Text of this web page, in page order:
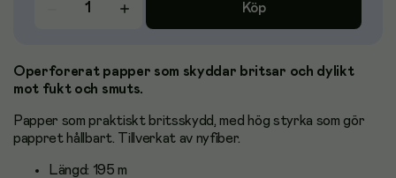
Köp
Operforerat papper som skyddar britsar och dylikt
mot fukt och smuts.
Papper som praktiskt britsskydd, med hög styrka som gör
pappret hållbart. Tillverkat av nyfiber.
Längd: 195 m